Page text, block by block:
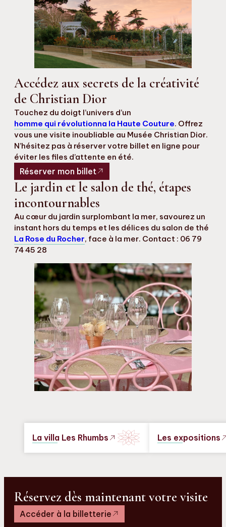
Accédez aux secrets de la créativité
de Christian Dior
Touchez du doigt l’univers d’un
homme qui révolutionna la Haute Couture. Offrez
vous une visite inoubliable au Musée Christian Dior.
N’hésitez pas à réserver votre billet en ligne pour
éviter les files d’attente en été.
Réserver mon billet
Le jardin et le salon de thé, étapes
incontournables
Au cœur du jardin surplombant la mer, savourez un
instant hors du temps et les délices du salon de thé
La Rose du Rocher, face à la mer. Contact : 06 79
74 45 28
La villa Les Rhumbs Les expositions
Réservez dès maintenant votre visite
Accéder à la billetterie